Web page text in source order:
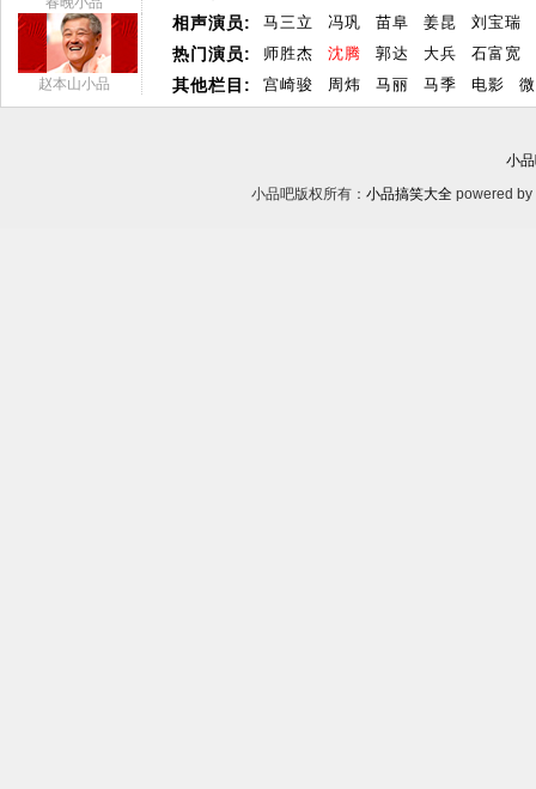
赵本山小品
相声演员:
热门演员:
其他栏目:
马三立 冯巩 苗阜 姜昆
刘宝瑞
师胜杰
沈腾 郭达 大兵
石富宽
宫崎骏
周炜 马丽 马季 电影
小
小品吧版权所有： 小品搞笑大全 powered by